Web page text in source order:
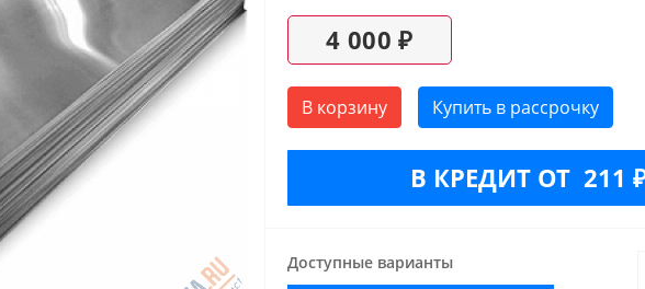
4 000 ₽
В корзину Купить в рассрочку
В КРЕДИТ ОТ 211
Доступные варианты